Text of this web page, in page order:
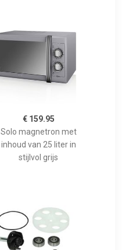
€ 159.95
Solo magnetron met
inhoud van 25 liter in
stijlvol grijs